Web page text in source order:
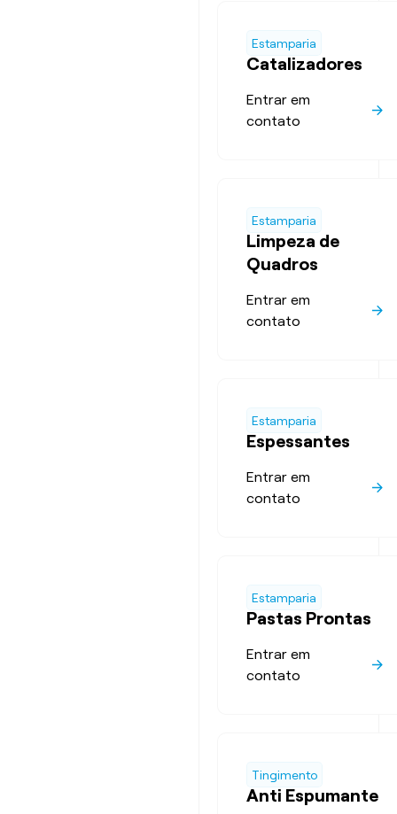
Estamparia
Catalizadores
Entrar em
contato
Estamparia
Limpeza de
Quadros
Entrar em
contato
Estamparia
Espessantes
Entrar em
contato
Estamparia
Pastas Prontas
Entrar em
contato
Tingimento
Anti Espumante